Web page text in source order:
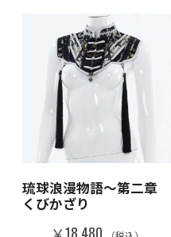
琉球浪漫物語～第二章
くびかざり
￥18,480